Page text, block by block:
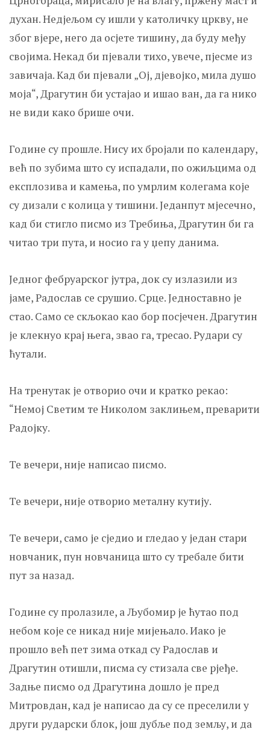
духан. Нед‌јељом су ишли у католичку цркву, не
због вјере, него да осјете тишину, да буду међу
својима. Некад би пјевали тихо, увече, пјесме из
завичаја. Кад би пјевали „Ој, д‌јевојко, мила душо
моја“, Драгутин би устајао и ишао ван, да га нико
не види како брише очи.
Године су прошле. Нису их бројали по календару,
већ по зубима што су испадали, по ожиљцима од
експлозива и камења, по умрлим колегама које
су дизали с колица у тишини. Једанпут мјесечно,
кад би стигло писмо из Требиња, Драгутин би га
читао три пута, и носио га у џепу данима.
Једног фебруарског јутра, док су излазили из
јаме, Радослав се срушио. Срце. Једноставно је
стао. Само се скљокао као бор посјечен. Драгутин
је клекнуо крај њега, звао га, тресао. Рудари су
ћутали.
На тренутак је отворио очи и кратко рекао:
“Немој Светим те Николом заклињем, преварити
Радојку.
Те вечери, није написао писмо.
Те вечери, није отворио металну кутију.
Те вечери, само је сједио и гледао у један стари
новчаник, пун новчаница што су требале бити
пут за назад.
Године су пролазиле, а Љубомир је ћутао под
небом које се никад није мијењало. Иако је
прошло већ пет зима откад су Радослав и
Драгутин отишли, писма су стизала све рјеђе.
Задње писмо од Драгутина дошло је пред
Митровдан, кад је написао да су се преселили у
други рударски блок, још дубље под земљу, и да